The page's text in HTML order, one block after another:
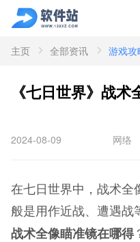
资讯
新闻 攻略
主页 全部资讯 游戏攻
《七日世界》战
2024-08-09 网络
在七日世界中，战术全
般是用作近战、遭遇战
战术全像瞄准镜在哪得